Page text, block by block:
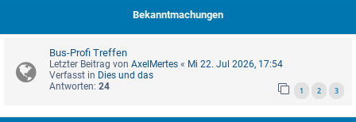
Bekanntmachungen
Bus-Profi Treffen
Letzter Beitrag von AxelMertes « Mi 22. Jul 2026, 17:54
Verfasst in Dies und das
Antworten: 24 1 2 3